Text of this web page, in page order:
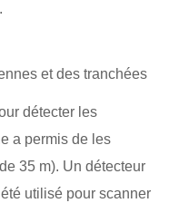
et des tranchées
détecter les
a permis de les
35 m). Un détecteur
utilisé pour scanner